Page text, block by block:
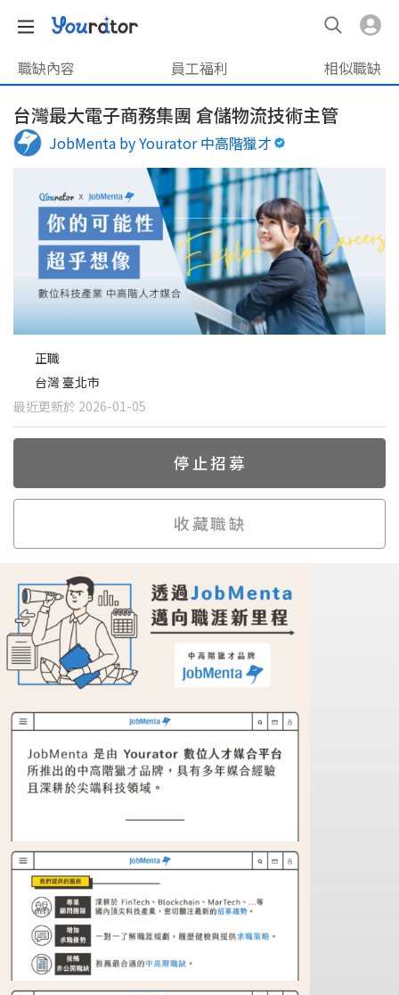
職缺內容 員工福利 相似職缺
台灣最大電子商務集團 倉儲物流技術主管
JobMenta by Yourator 中高階獵才
正職
台灣 臺北市
最近更新於 2026-01-05
停止招募
收藏職缺